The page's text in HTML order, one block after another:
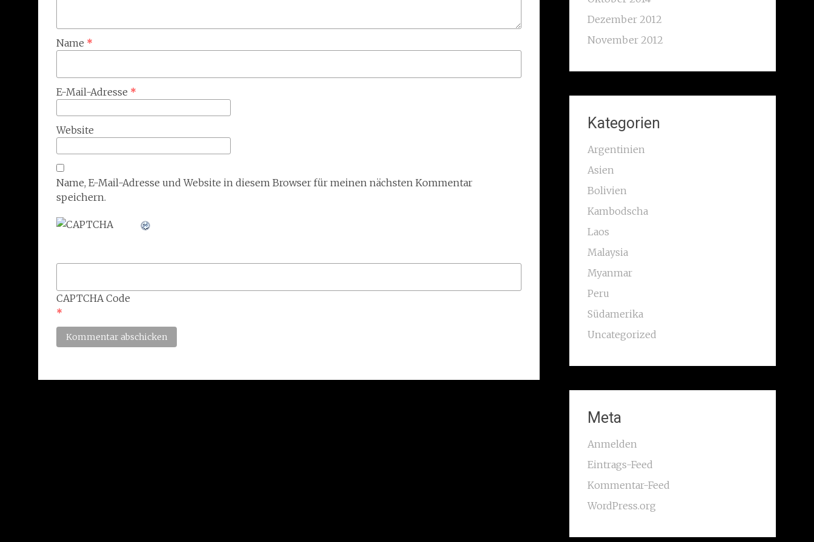
Name *
E-Mail-Adresse *
Website
Name, E-Mail-Adresse und Website in diesem Browser für meinen nächsten Kommentar
speichern.
CAPTCHA Code
*
Dezember 2012
November 2012
Kategorien
Argentinien
Asien
Bolivien
Kambodscha
Laos
Malaysia
Myanmar
Peru
Südamerika
Uncategorized
Meta
Anmelden
Eintrags-Feed
Kommentar-Feed
WordPress.org